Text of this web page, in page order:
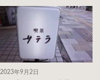
2023年9月2日